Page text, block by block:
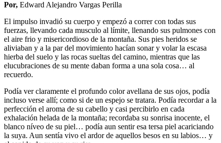
Por, Edward Alejandro Vargas Perilla
El impulso invadió su cuerpo y empezó a correr con todas sus
fuerzas, llevando cada musculo al límite, llenando sus pulmones con
el aire frio y misericordioso de la montaña. Sus pies heridos se
aliviaban y a la par del movimiento hacían sonar y volar la escasa
hierba del suelo y las rocas sueltas del camino, mientras que las
elucubraciones de su mente daban forma a una sola cosa… al
recuerdo.
Podía ver claramente el profundo color avellana de sus ojos, podía
incluso verse allí; como si de un espejo se tratara. Podía recordar a la
perfección el aroma de su cabello y casi percibirlo en cada
exhalación helada de la montaña; recordaba su sonrisa inocente, el
blanco níveo de su piel… podía aun sentir esa tersa piel acariciando
la suya. Aun sentía vivo el ardor de aquellos besos en su labios… y